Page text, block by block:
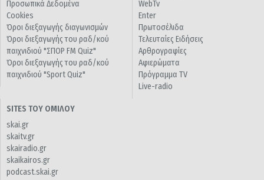
Προσωπικά Δεδομένα
Cookies
Όροι διεξαγωγής διαγωνισμών
Όροι διεξαγωγής του ραδ/κού
παιχνιδιού "ΣΠΟΡ FM Quiz"
Όροι διεξαγωγής του ραδ/κού
παιχνιδιού "Sport Quiz"
WebTv
Enter
Πρωτοσέλιδα
Τελευταίες Ειδήσεις
Αρθρογραφίες
Αφιερώματα
Πρόγραμμα TV
Live-radio
SITES ΤΟΥ ΟΜΙΛΟΥ
skai.gr
skaitv.gr
skairadio.gr
skaikairos.gr
podcast.skai.gr